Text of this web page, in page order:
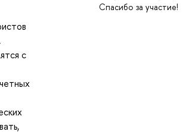
Спасибо за участие!
с